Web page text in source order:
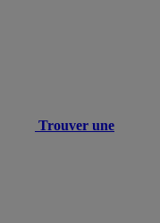
Trouver une